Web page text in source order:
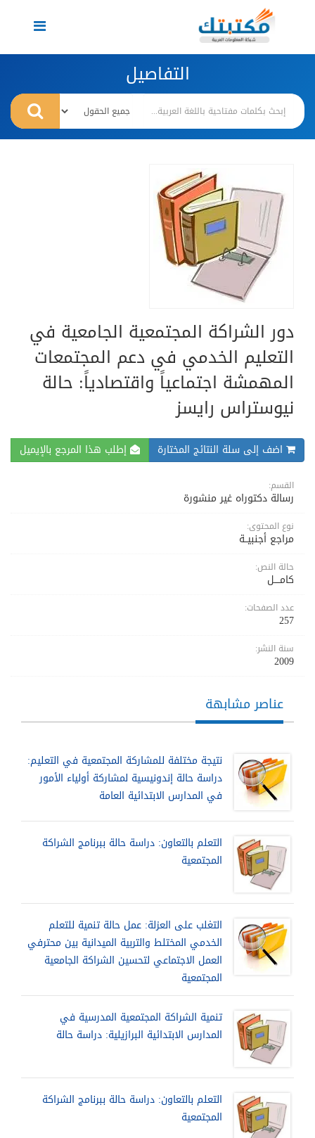
Toggle
navigation
التفاصيل
دور الشراكة المجتمعية الجامعية في
التعليم الخدمي في دعم المجتمعات
المهمشة اجتماعياً واقتصادياً: حالة
نيوستراس رايسز
اضف إلى سلة النتائج المختارة إطلب هذا المرجع بالإيميل
القسم:
رسالة دكتوراه غير منشورة
نوع المحتوى:
مراجع أجنبيــة
حالة النص:
كامــــل
عدد الصفحات:
257
سنة النشر:
2009
عناصر مشابهة
نتيجة مختلفة للمشاركة المجتمعية في التعليم:
دراسة حالة إندونيسية لمشاركة أولياء الأمور
في المدارس الابتدائية العامة
التعلم بالتعاون: دراسة حالة ببرنامج الشراكة
المجتمعية
التغلب على العزلة: عمل حالة تنمية للتعلم
الخدمي المختلط والتربية الميدانية بين محترفي
العمل الاجتماعي لتحسين الشراكة الجامعية
المجتمعية
تنمية الشراكة المجتمعية المدرسية في
المدارس الابتدائية البرازيلية: دراسة حالة
التعلم بالتعاون: دراسة حالة ببرنامج الشراكة
المجتمعية